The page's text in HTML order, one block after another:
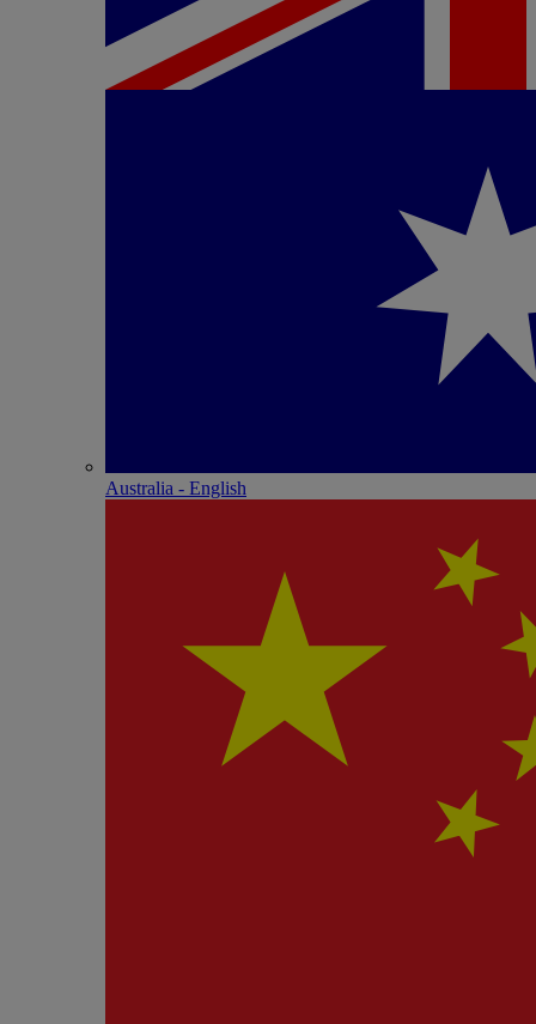
Australia - English